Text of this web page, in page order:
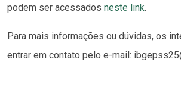
podem ser acessados neste link.
Para mais informações ou dúvidas, os
entrar em contato pelo e-mail: